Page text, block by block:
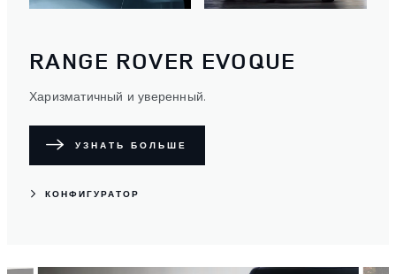
RANGE ROVER EVOQUE
Харизматичный и уверенный.
УЗНАТЬ БОЛЬШЕ
КОНФИГУРАТОР